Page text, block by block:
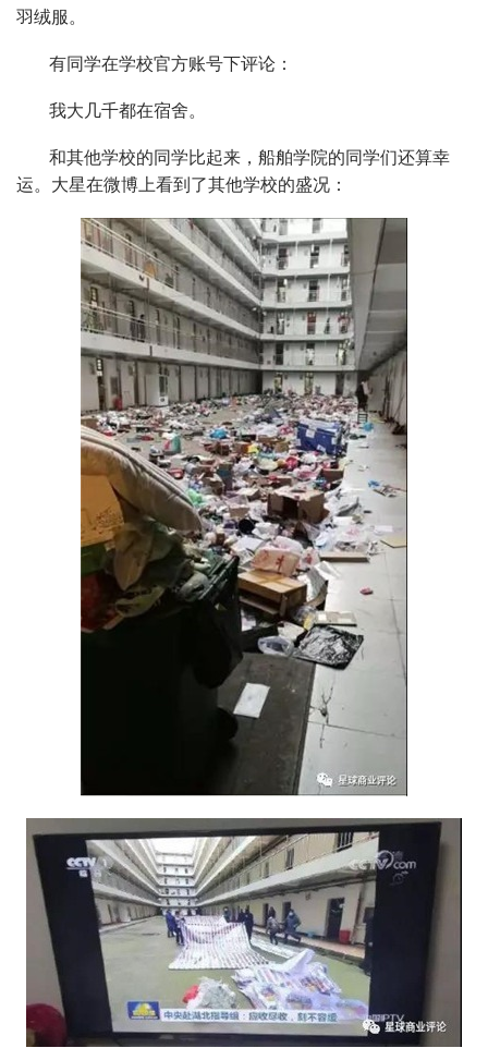
羽绒服。
有同学在学校官方账号下评论：
我大几千都在宿舍。
和其他学校的同学比起来，船舶学院的同学们还算幸
运。大星在微博上看到了其他学校的盛况：